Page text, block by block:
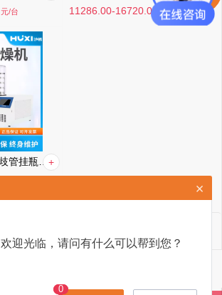
0
0
元/台
11286.00-16720.00
元/台
沪析果蔬土壤食品多歧管挂瓶压盖食药品冷冻冻干机真空干燥器
欢迎光临，请问有什么可以帮到您？
×